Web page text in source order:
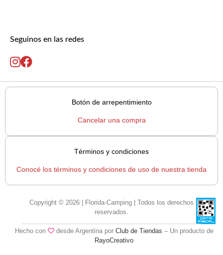
Seguinos en las redes
Botón de arrepentimiento
Cancelar una compra
Términos y condiciones
Conocé los términos y condiciones de uso de nuestra tienda
Copyright © 2026 | Florida-Camping | Todos los derechos
reservados.
Hecho con desde Argentina por Club de Tiendas – Un producto de
RayoCreativo